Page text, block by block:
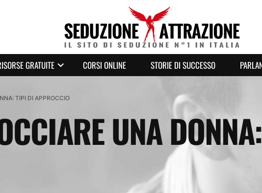
GRATUITE CORSI ONLINE STORIE DI SUCCESSO
TIPI DI APPROCCIO
UNA